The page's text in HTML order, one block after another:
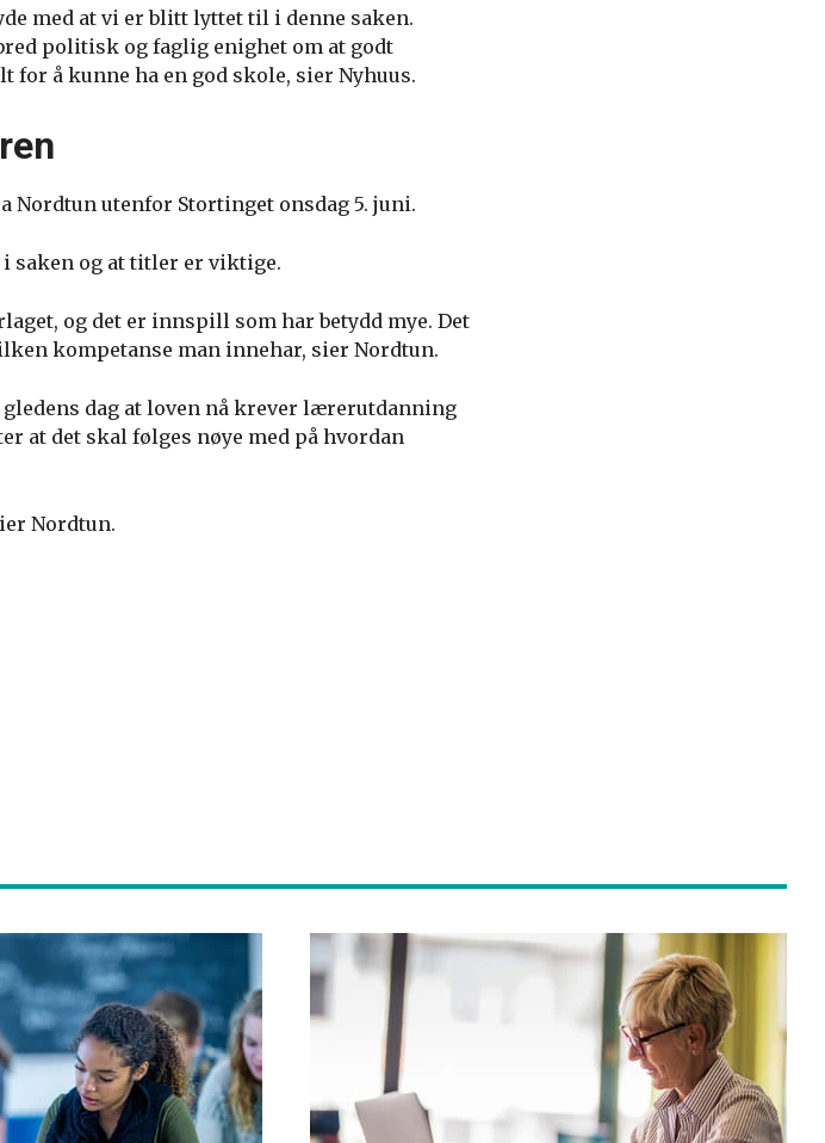
med at vi er blitt lyttet til i denne saken.
politisk og faglig enighet om at godt
å kunne ha en god skole, sier Nyhuus.
utenfor Stortinget onsdag 5. juni.
saken og at titler er viktige.
og det er innspill som har betydd mye. Det
kompetanse man innehar, sier Nordtun.
dag at loven nå krever lærerutdanning
at det skal følges nøye med på hvordan
Nordtun.